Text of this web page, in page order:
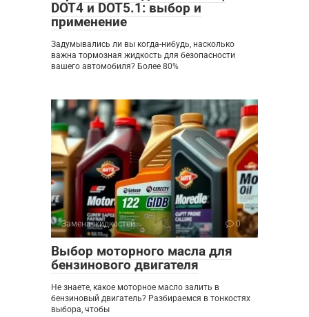
DOT4 и DOT5.1: выбор и
применение
Задумывались ли вы когда-нибудь, насколько
важна тормозная жидкость для безопасности
вашего автомобиля? Более 80%
Замена жидкостей 0
Выбор моторного масла для
бензинового двигателя
Не знаете, какое моторное масло залить в
бензиновый двигатель? Разбираемся в тонкостях
выбора, чтобы